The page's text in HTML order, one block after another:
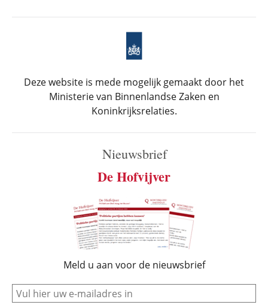
Deze website is mede mogelijk gemaakt door het
Ministerie van Binnenlandse Zaken en
Koninkrijksrelaties.
Nieuwsbrief
De Hofvijver
Meld u aan voor de nieuwsbrief
e-mail